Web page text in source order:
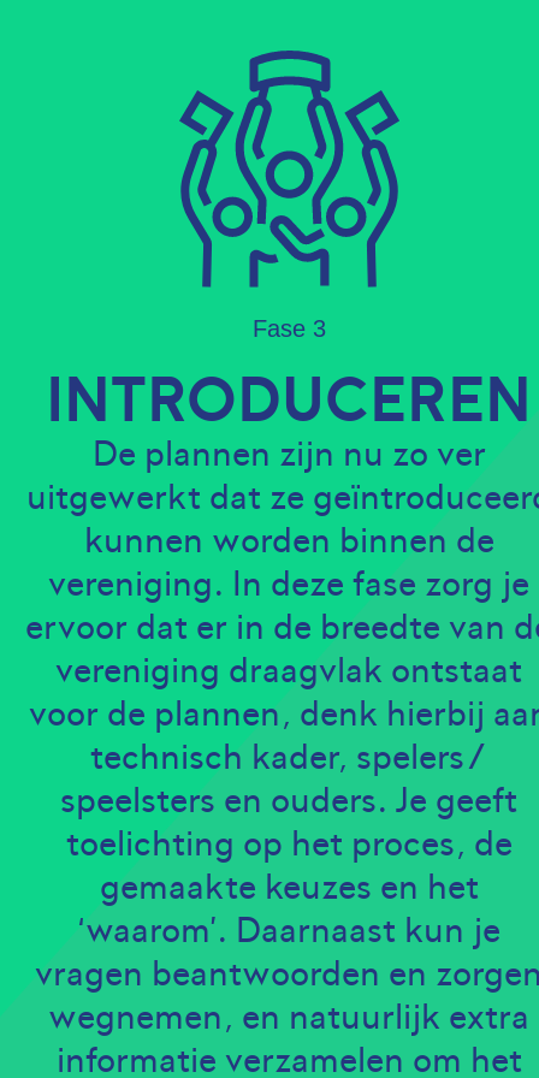
Fase 3
INTRODUCEREN
De plannen zijn nu zo ver
uitgewerkt dat ze
kunnen worden binnen de
vereniging. In deze fase zorg je
ervoor dat er in de breedte van
vereniging draagvlak ontstaat
voor de plannen, denk hierbij
technisch kader, spelers/
speelsters en ouders. Je geeft
toelichting op het proces, de
gemaakte keuzes en het
‘waarom’. Daarnaast kun je
vragen beantwoorden en
wegnemen, en natuurlijk extra
informatie verzamelen om het